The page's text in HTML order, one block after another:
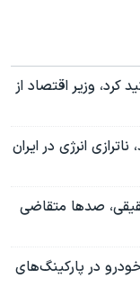
کرد، وزیر اقتصاد از
ثبت شد، ناترازی انرژی در ایران
صدها متقاضی
از «احتکار» بیش از ۲۶ هزار خودرو در پارکینگ‌های